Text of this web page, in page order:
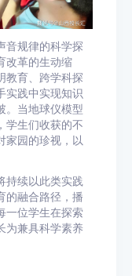
音规律的科学探
改革的生动缩
教育、跨学科探
实践中实现知识
。当地球仪模型
学生们收获的不
家园的珍视，以
持续以此类实践
的融合路径，播
一位学生在探索
为兼具科学素养